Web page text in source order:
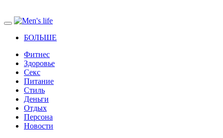
БОЛЬШЕ
Фитнес
Здоровье
Секс
Питание
Стиль
Деньги
Отдых
Персона
Новости